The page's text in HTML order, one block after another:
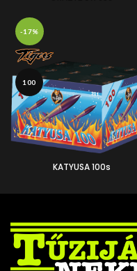
-17%
100
KATYUSA 100s